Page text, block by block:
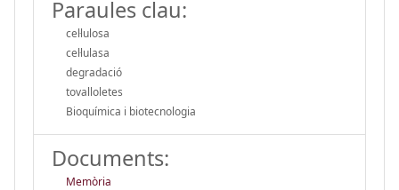
Paraules clau:
cel·lulosa
cel·lulasa
degradació
tovalloletes
Bioquímica i biotecnologia
Documents:
Memòria